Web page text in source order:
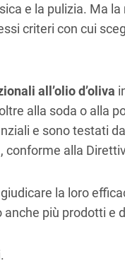
e la pulizia. Ma
criteri con cui
all’olio d’oliva
alla soda o alla
e sono testati
alla
la loro
più prodotti e